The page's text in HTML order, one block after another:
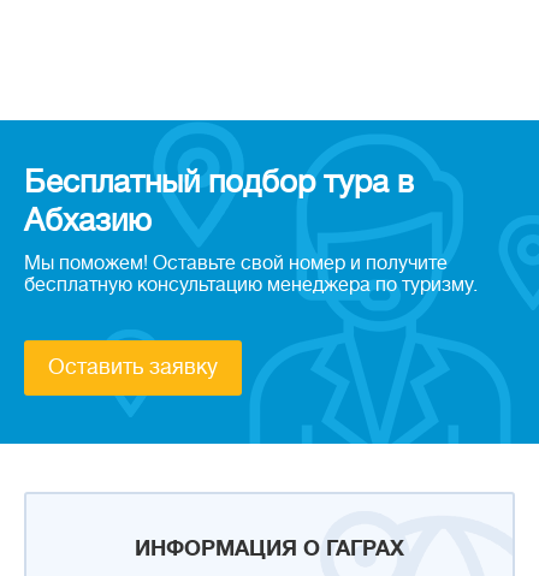
ИНФОРМАЦИЯ О ГАГРАХ
Бесплатный подбор тура в
Абхазию
Мы поможем! Оставьте свой номер и получите
бесплатную консультацию менеджера по туризму.
Оставить заявку